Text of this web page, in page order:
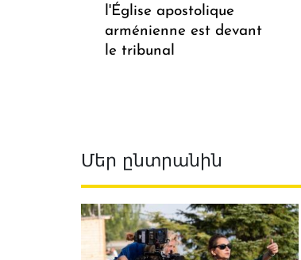
l'Église apostolique
arménienne est devant
le tribunal
Մեր ընտրանին